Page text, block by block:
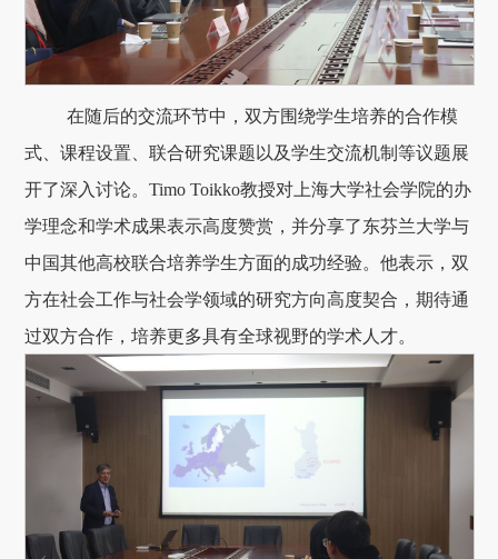
在随后的交流环节中，双方围绕学生培养的合作模
式、课程设置、联合研究课题以及学生交流机制等议题展
开了深入讨论。Timo Toikko教授对上海大学社会学院的办
学理念和学术成果表示高度赞赏，并分享了东芬兰大学与
中国其他高校联合培养学生方面的成功经验。他表示，双
方在社会工作与社会学领域的研究方向高度契合，期待通
过双方合作，培养更多具有全球视野的学术人才。